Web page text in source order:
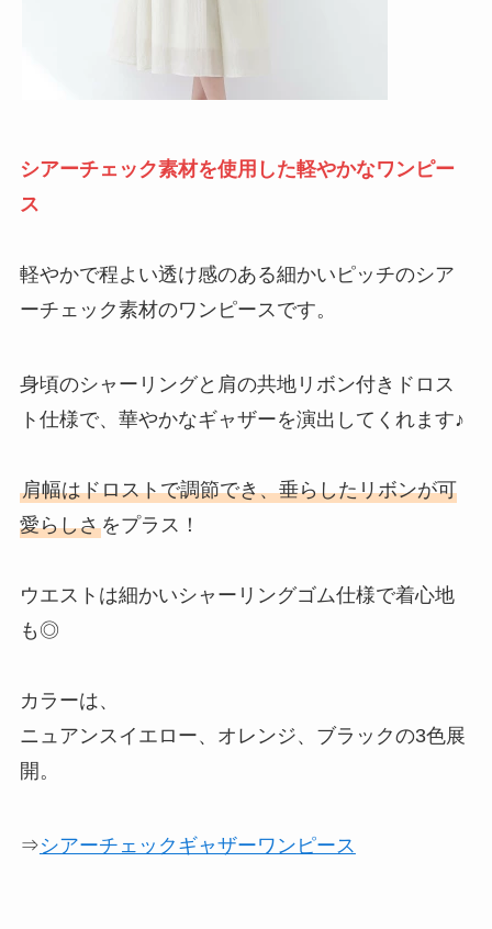
シアーチェック素材を使用した軽やかなワンピー
ス
軽やかで程よい透け感のある細かいピッチのシア
ーチェック素材のワンピースです。
身頃のシャーリングと肩の共地リボン付きドロス
ト仕様で、華やかなギャザーを演出してくれます♪
肩幅はドロストで調節でき、垂らしたリボンが可
愛らしさをプラス！
ウエストは細かいシャーリングゴム仕様で着心地
も◎
カラーは、
ニュアンスイエロー、オレンジ、ブラックの3色展
開。
⇒シアーチェックギャザーワンピース